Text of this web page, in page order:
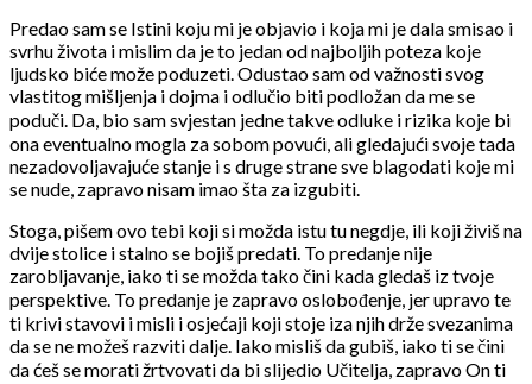
Predao sam se Istini koju mi je objavio i koja mi je dala smisao i
svrhu života i mislim da je to jedan od najboljih poteza koje
ljudsko biće može poduzeti. Odustao sam od važnosti svog
vlastitog mišljenja i dojma i odlučio biti podložan da me se
poduči. Da, bio sam svjestan jedne takve odluke i rizika koje bi
ona eventualno mogla za sobom povući, ali gledajući svoje tada
nezadovoljavajuće stanje i s druge strane sve blagodati koje mi
se nude, zapravo nisam imao šta za izgubiti.
Stoga, pišem ovo tebi koji si možda istu tu negdje, ili koji živiš na
dvije stolice i stalno se bojiš predati. To predanje nije
zarobljavanje, iako ti se možda tako čini kada gledaš iz tvoje
perspektive. To predanje je zapravo oslobođenje, jer upravo te
ti krivi stavovi i misli i osjećaji koji stoje iza njih drže svezanima
da se ne možeš razviti dalje. Iako misliš da gubiš, iako ti se čini
da ćeš se morati žrtvovati da bi slijedio Učitelja, zapravo On ti